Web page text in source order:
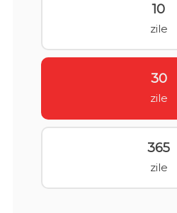
10
zile
30
zile
365
zile